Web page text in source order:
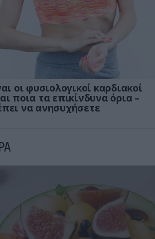
οι φυσιολογικοί καρδιακοί
ποια τα επικίνδυνα όρια –
να ανησυχήσετε